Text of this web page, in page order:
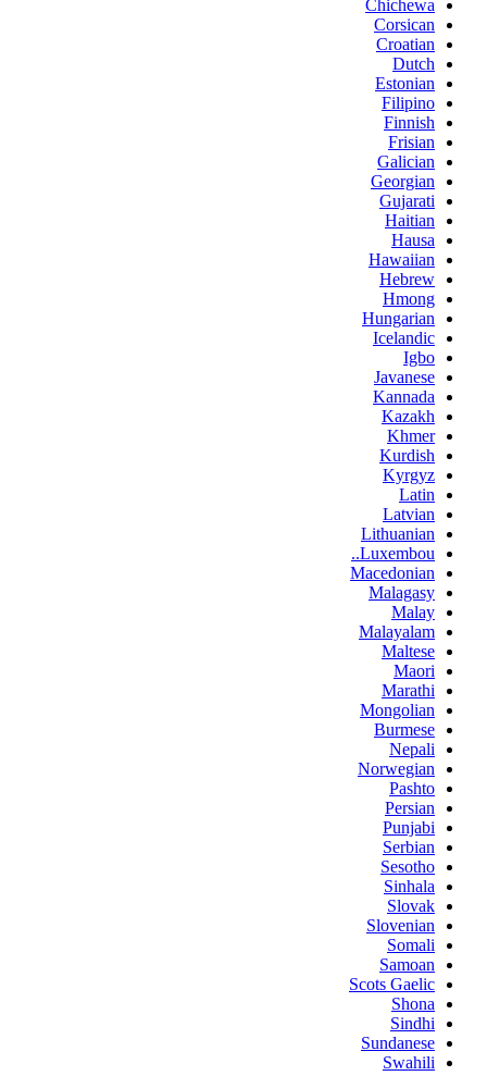
Chichewa
Corsican
Croatian
Dutch
Estonian
Filipino
Finnish
Frisian
Galician
Georgian
Gujarati
Haitian
Hausa
Hawaiian
Hebrew
Hmong
Hungarian
Icelandic
Igbo
Javanese
Kannada
Kazakh
Khmer
Kurdish
Kyrgyz
Latin
Latvian
Lithuanian
Luxembou..
Macedonian
Malagasy
Malay
Malayalam
Maltese
Maori
Marathi
Mongolian
Burmese
Nepali
Norwegian
Pashto
Persian
Punjabi
Serbian
Sesotho
Sinhala
Slovak
Slovenian
Somali
Samoan
Scots Gaelic
Shona
Sindhi
Sundanese
Swahili